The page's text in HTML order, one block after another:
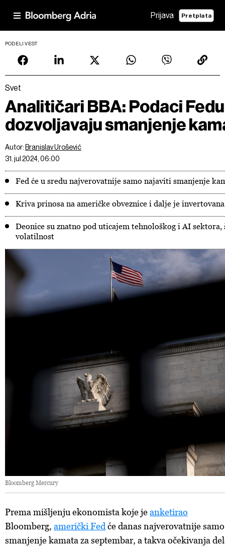
Prijava Pretplata
PODELI VEST
Svet
Analitičari BBA: Podaci
dozvoljavaju smanjenje
Autor: Branislav Urošević
31. jul 2024, 06:00
Fed će u sredu najverovatnije samo najaviti smanjenje
Kriva prinosa na američke obveznice i dalje je
Deonice su znatno pod uticajem tehnološkog i AI sektora,
volatilnost
Bloomberg Mercury
Prema mišljenju ekonomista koje jeanketirao
Bloomberg, američki Fed će danas najverovatnije
smanjenje kamata za septembar, a takva očekivanja